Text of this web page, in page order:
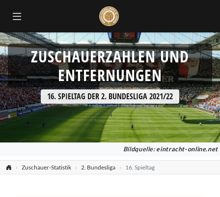
ZUSCHAUERZAHLEN UND
ENTFERNUNGEN
16. SPIELTAG DER 2. BUNDESLIGA 2021/22
Bildquelle: eintracht-online.net
Zuschauer-Statistik 2. Bundesliga 16. Spieltag